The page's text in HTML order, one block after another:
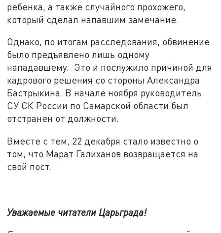
ребенка, а также случайного прохожего,
который сделал напавшим замечание.
Однако, по итогам расследования, обвинение
было предъявлено лишь одному
нападавшему. Это и послужило причиной для
кадрового решения со стороны Александра
Бастрыкина. В начале ноября руководитель
СУ СК России по Самарской области был
отстранен от должности.
Вместе с тем, 22 декабря стало известно о
том, что Марат Галиханов возвращается на
свой пост.
Уважаемые читатели Царьграда!